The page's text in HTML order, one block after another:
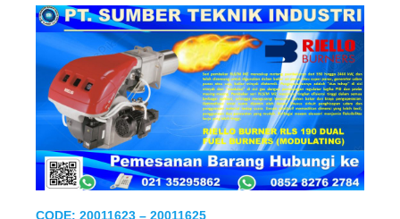
CODE: 20011623 – 20011625